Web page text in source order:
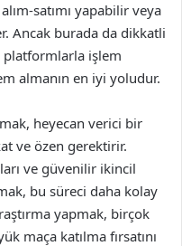
satımı yapabilir veya
Ancak burada da dikkatli
işlem
almanın en iyi yoludur.
heyecan verici bir
ve özen gerektirir.
ve güvenilir ikincil
bu süreci daha kolay
yapmak, birçok
maça katılma fırsatını